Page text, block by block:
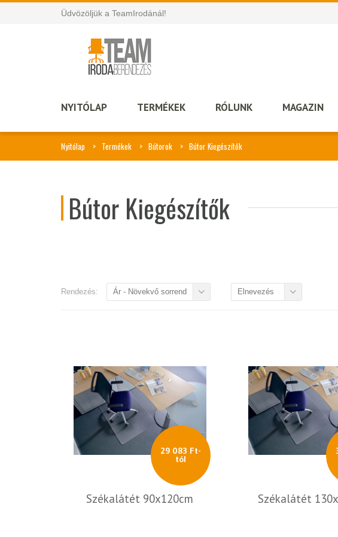
Üdvözöljük a TeamIrodánál!
NYITÓLAP TERMÉKEK RÓLUNK MAGAZIN
Nyitólap Termékek Bútorok Bútor Kiegészítők
Bútor Kiegészítők
Rendezés: Ár - Növekvő sorrend Elnevezés
29 083 Ft-
tól
Székalátét 90x120cm Székalátét